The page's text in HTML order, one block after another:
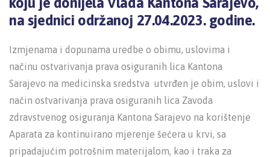
na sjednici održanoj 27.04.2023. godine.
Izmjenama i dopunama uredbe o obimu, uslovima i
načinu ostvarivanja prava osiguranih lica Kantona
Sarajevo na medicinska sredstva utvrđen je obim, uslovi i
način ostvarivanja prava osiguranih lica Zavoda
zdravstvenog osiguranja Kantona Sarajevo na korištenje
Aparata za kontinuirano mjerenje šećera u krvi, sa
pripadajućim potrošnim materijalom, kao i traka za